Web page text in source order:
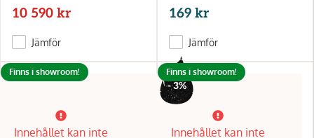
10 590 kr
Jämför
169 kr
Jämför
Innehållet kan inte
Finns i showroom!
- 3%
Innehållet kan inte
Finns i showroom!